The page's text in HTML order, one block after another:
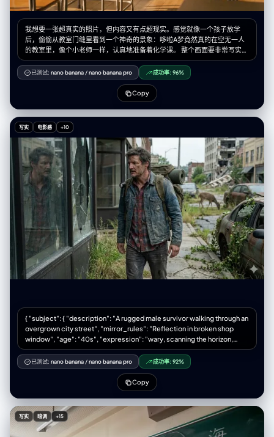
我想要一张超真实的照片，但内容又有点超现实。感觉就像一个孩子放学
后，偷偷从教室门缝里看到一个神奇的景象：哆啦A梦竟然真的在空无一人
的教室里，像个小老师一样，认真地准备着化学课。 整个画面要非常写实，
但又充满了童话般的温馨和惊奇。 画面内容 主体： 哆啦A梦本人，活生生地
站在教室的讲台前面，而不是画在黑板上。他看起来是立体的，有光滑的质
感，就像动画里走出来的一样，但又完美地融入了这个真实的环境里。 人物
细节：哆啦A梦站在讲台旁，身体微微侧着，表情认真又亲切，仿佛在思考
怎么给大雄他们讲课。 他的一只手拿着一根小小的教鞭，指向他身后的黑
板。 他的黄色铃铛在教室的光线下有微微的反光，肚子上的四维口袋看起来
鼓鼓的。 背景细节（黑板）：他身后的黑板上，画着一幅用各色粉笔手写的
化学元素周期表。这个周期表看起来就像是哆啦A梦刚刚亲手画上去的，色
彩丰富，带有一点可爱的风格。 可以用不同颜色的粉笔（比如黄色、蓝色、
粉色）来区分不同的元素区域，让整个画面色彩更丰富。 文字： 在黑板的
顶上或者角落，用可爱的粉笔字体写上标题：“哆啦A梦的科学教室”。 环境
与构图 场景： 一间普通的日本教室，桌椅摆放整齐，夕阳的余晖从窗户照
进来，营造出一种安静、温暖的氛围。 构图： 画面比例是4:3。从学生的座
位视角看过去，哆啦A梦和讲台在画面的中心位置。 前景： 画面最前面可以
带到一两张学生的课桌椅，让视角更具代入感。讲台上可以放着一盒彩色粉
笔和一个黑板擦。 风格和技术要求 风格： 照片写实主义。关键在于真实的
环境和光影，与哆啦A梦这个动漫角色的奇妙结合。 光线： 温暖的午后自然
光从窗户斜射进来，光线要自然地打在哆啦A梦身上，在他圆滚滚的身体上
形成柔和的光影和高光，让他看起来有体积感，并且在他的脚边投下淡淡的
影子，这能让他看起来更真实。 焦点： 焦点要清晰地对准哆啦A梦，黑板上
的内容也很清楚，但前景的课桌可以稍微有点模糊。 千万不要出现！ 不要
让哆啦A梦看起来像个塑料玩具或模型，他得是活的。 不要有其他任何人
艳，要符合真实光线下的色彩。
已测试: nano banana /nano banana pro 成功率: 96%
Copy
写实 电影感 +10
{ "subject": { "description": "A rugged male survivor walking through an
overgrown city street", "mirror_rules": "Reflection in broken shop
window", "age": "40s", "expression": "wary, scanning the horizon,
tired", "hair": { "color": "salt and pepper", "style": "overgrown, messy
beard" }, "clothing": { "top": { "type": "flannel shirt and denim jacket",
"color": "faded blue and red plaid", "details": "holes in elbows, sun-
"preserve_original": true, "makeup": "dirt smudges, sun spots,
realistic weathering" } }, "accessories": { "headwear": { "type": "none",
"details": "N/A" }, "jewelry": { "earrings": "none", "necklace": "none",
"wrist": "broken analog watch", "rings": "wedding band on chain
已测试: nano banana /nano banana pro 成功率: 92%
Copy
写实 暗调 +15